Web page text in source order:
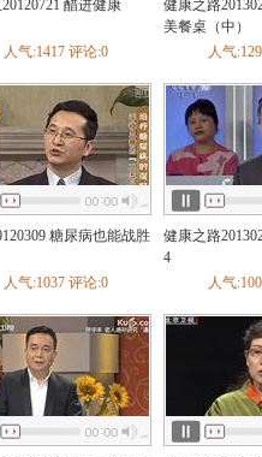
构不良 筋膜炎 骨坏死
骨感染病
髋关节结核
髌
骨骨折 胸腰椎骨折 抽筋
醋进健康
人气:1417 评论:0
健康之路
美餐桌（中）
人气
糖尿病也能战胜
人气:1037 评论:0
健康之路
4
人气